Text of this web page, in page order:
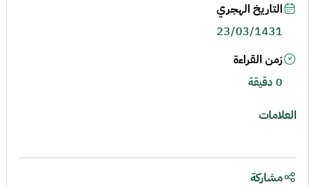
التاريخ الهجري
23/03/1431
زمن القراءة
0 دقيقة
العلامات
مشاركة